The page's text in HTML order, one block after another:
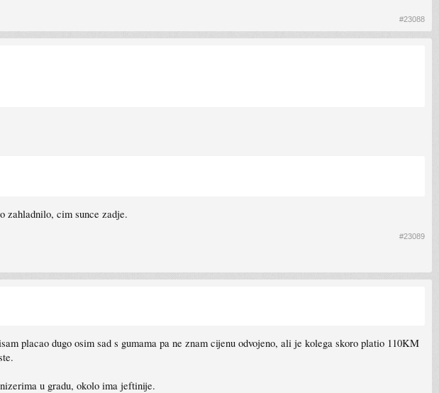
#23088
zahladnilo, cim sunce zadje.
#23089
placao dugo osim sad s gumama pa ne znam cijenu odvojeno, ali je kolega skoro platio 110KM
u gradu, okolo ima jeftinije.